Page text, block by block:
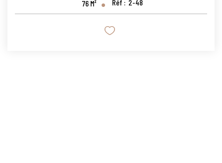
76 M² Réf : 2-48